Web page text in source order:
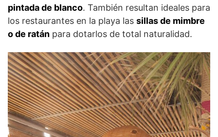
pintada de blanco. También resultan ideales para
los restaurantes en la playa las sillas de mimbre
o de ratán para dotarlos de total naturalidad.